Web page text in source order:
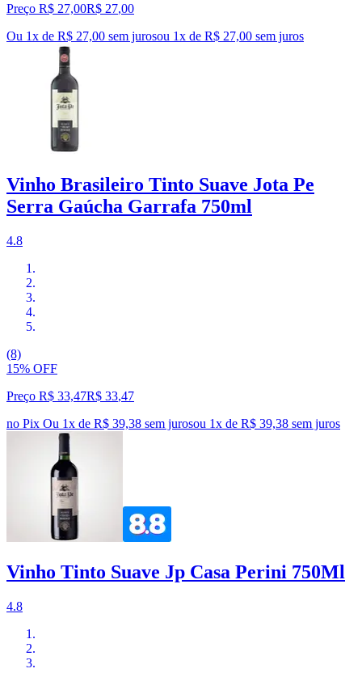
Preço R$ 27,00R$ 27,00
Ou 1x de R$ 27,00 sem jurosou 1x de R$ 27,00 sem juros
Vinho Brasileiro Tinto Suave Jota Pe
Serra Gaúcha Garrafa 750ml
4.8
(8)
15% OFF
Preço R$ 33,47R$ 33,47
no Pix Ou 1x de R$ 39,38 sem jurosou 1x de R$ 39,38 sem juros
Vinho Tinto Suave Jp Casa Perini 750Ml
4.8